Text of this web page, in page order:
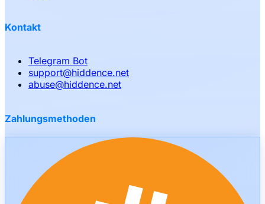
Kontakt
Telegram Bot
support@hiddence.net
abuse@hiddence.net
Zahlungsmethoden